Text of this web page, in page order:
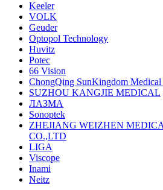
Keeler
VOLK
Geuder
Optopol Technology
Huvitz
Potec
66 Vision
ChongQing SunKingdom Medical
SUZHOU KANGJIE MEDICAL
ЛАЗМА
Sonoptek
ZHEJIANG WEIZHEN
CO.,LTD
LIGA
Viscope
Inami
Neitz